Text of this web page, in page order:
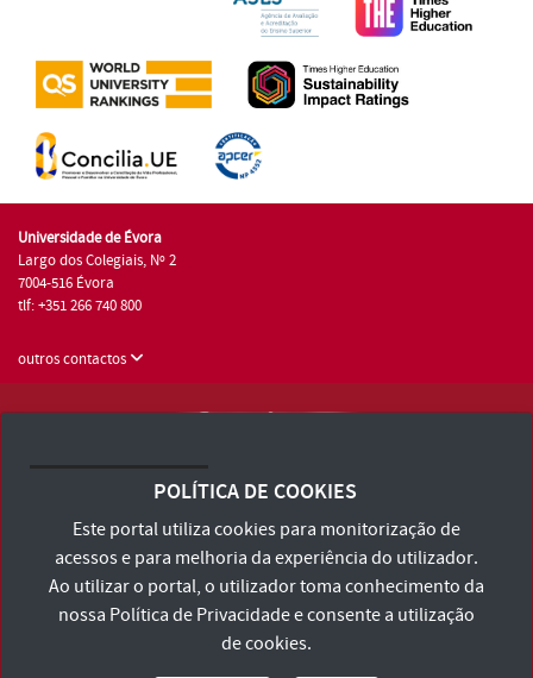
Universidade de Évora
Largo dos Colegiais, Nº 2
7004-516 Évora
tlf: +351 266 740 800
outros contactos
Consulte os Termos e Condições e Política de Privacidade
Declaração de Acessibilidade
POLÍTICA DE COOKIES
Este portal utiliza cookies para monitorização de
acessos e para melhoria da experiência do utilizador.
Ao utilizar o portal, o utilizador toma conhecimento da
nossa Política de Privacidadee consente a utilização
de cookies.